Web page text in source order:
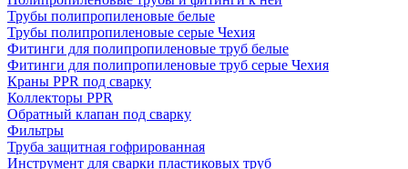
Трубы полипропиленовые белые
Трубы полипропиленовые серые Чехия
Фитинги для полипропиленовые труб белые
Фитинги для полипропиленовые труб серые Чехия
Краны PPR под сварку
Коллекторы PPR
Обратный клапан под сварку
Фильтры
Труба защитная гофрированная
Инструмент для сварки пластиковых труб